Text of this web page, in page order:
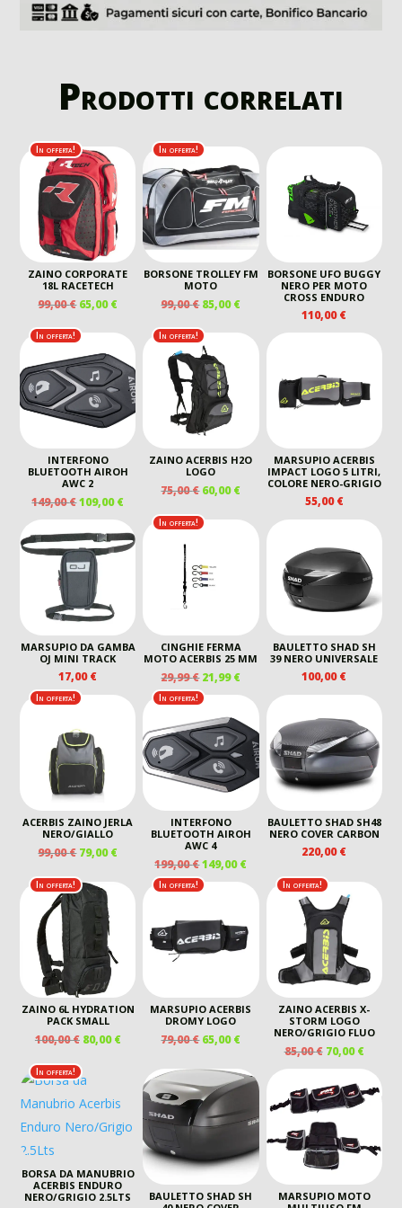
Prodotti correlati
In offerta!
ZAINO CORPORATE
18L RACETECH
99,00€ IL
ORIGINALE
ERA:
99,00 €.
65,00€IL
ATTUALE
65,00 €.
In offerta!
BORSONE TROLLEY FM
MOTO
99,00€ IL
ORIGINALE
ERA:
99,00 €.
85,00€IL
ATTUALE
BORSONE UFO BUGGY
NERO PER MOTO
CROSS ENDURO
110,00€
In offerta!
INTERFONO
BLUETOOTH AIROH
AWC 2
149,00€IL
PREZZO
ORIGINALE
ERA:
149,00 €.
109,00€IL
PREZZO
ATTUALE
È:
In offerta!
ZAINO ACERBIS H2O
LOGO
75,00€ IL
ORIGINALE
60,00€IL
ATTUALE
MARSUPIO ACERBIS
IMPACT LOGO 5 LITRI,
COLORE NERO-GRIGIO
55,00€
MARSUPIO DA GAMBA
OJ MINI TRACK
17,00€
In offerta!
CINGHIE FERMA
MOTO ACERBIS 25 MM
29,99€ IL
PREZZO
ORIGINALE
ERA:
29,99 €.
21,99€IL
ATTUALE
È:
21,99 €.
BAULETTO SHAD SH
39 NERO UNIVERSALE
100,00€
In offerta!
ACERBIS ZAINO JERLA
NERO/GIALLO
99,00€ IL
ORIGINALE
ERA:
99,00 €.
79,00€IL
PREZZO
ATTUALE
In offerta!
INTERFONO
BLUETOOTH AIROH
AWC 4
199,00€IL
PREZZO
ORIGINALE
199,00 €.
149,00€IL
PREZZO
ATTUALE
149,00 €.
BAULETTO SHAD SH48
NERO COVER CARBON
220,00€
In offerta!
ZAINO 6L HYDRATION
PACK SMALL
100,00€ IL
ORIGINALE
ERA:
100,00 €.
80,00€IL
ATTUALE
80,00 €.
In offerta!
MARSUPIO ACERBIS
DROMY LOGO
79,00€ IL
ORIGINALE
ERA:
79,00 €.
65,00€IL
PREZZO
ATTUALE
È:
65,00 €.
In offerta!
ZAINO ACERBIS X-
STORM LOGO
NERO/GRIGIO FLUO
85,00€ IL
PREZZO
ORIGINALE
ERA:
85,00 €.
70,00€IL
È:
In offerta!
BORSA DA MANUBRIO
ACERBIS ENDURO
NERO/GRIGIO 2.5LTS
BAULETTO SHAD SH
MARSUPIO MOTO